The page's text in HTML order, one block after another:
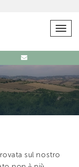
sul nostro